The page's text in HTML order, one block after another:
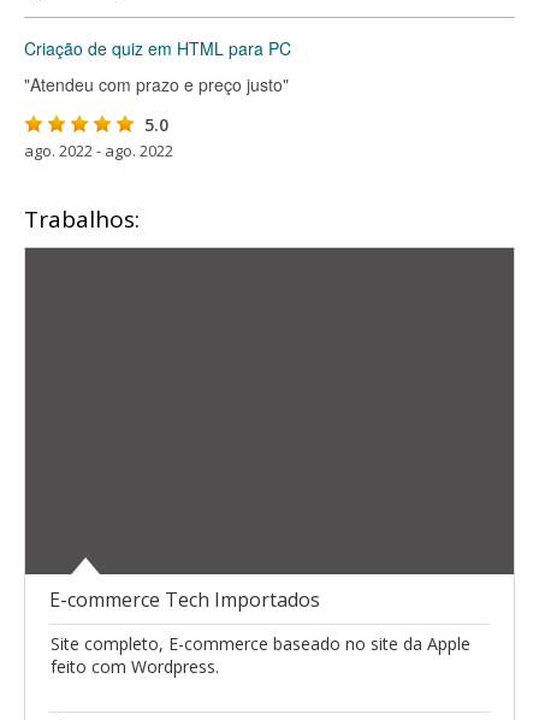
Criação de quiz em HTML para PC
"Atendeu com prazo e preço justo"
5.0
ago. 2022 - ago. 2022
Trabalhos:
E-commerce Tech Importados
Site completo, E-commerce baseado no site da Apple
feito com Wordpress.